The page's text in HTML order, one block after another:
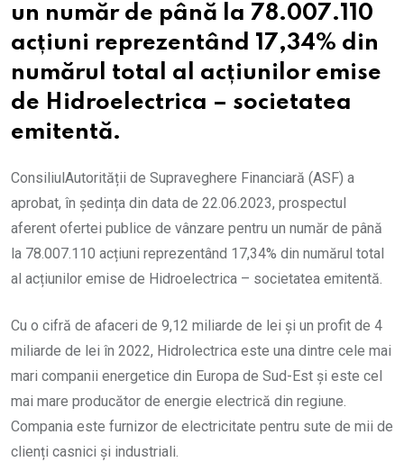
un număr de până la 78.007.110
acțiuni reprezentând 17,34% din
numărul total al acțiunilor emise
de Hidroelectrica – societatea
emitentă.
ConsiliulAutorității de Supraveghere Financiară (ASF) a
aprobat, în ședința din data de 22.06.2023, prospectul
aferent ofertei publice de vânzare pentru un număr de până
la 78.007.110 acțiuni reprezentând 17,34% din numărul total
al acțiunilor emise de Hidroelectrica – societatea emitentă.
Cu o cifră de afaceri de 9,12 miliarde de lei și un profit de 4
miliarde de lei în 2022, Hidrolectrica este una dintre cele mai
mari companii energetice din Europa de Sud-Est și este cel
mai mare producător de energie electrică din regiune.
Compania este furnizor de electricitate pentru sute de mii de
clienți casnici și industriali.